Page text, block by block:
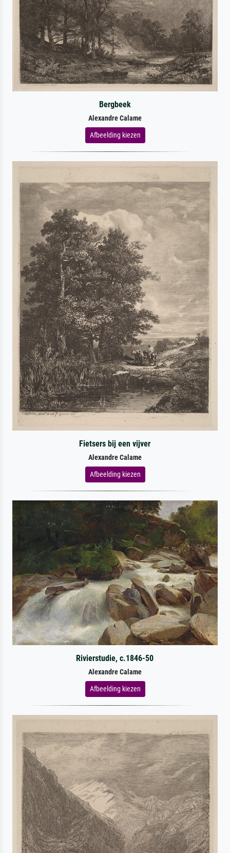
Bergbeek
Alexandre Calame
Afbeelding kiezen
Fietsers bij een vijver
Alexandre Calame
Afbeelding kiezen
Rivierstudie, c.1846-50
Alexandre Calame
Afbeelding kiezen